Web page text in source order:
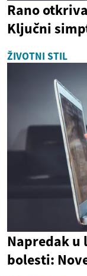
Rano
Ključni
ŽIVOTNI STIL
Napredak u
bolesti: